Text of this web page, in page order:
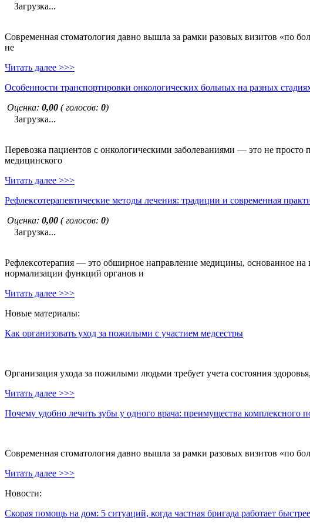
Загрузка...
Современная стоматология давно вышла за рамки разовых визитов «по
не
Читать далее >>>
Особенности транспортировки онкологических больных на разных
Оценка: 0,00 ( голосов: 0)
Загрузка...
Перевозка пациентов с онкологическими заболеваниями — это не
медицинского
Читать далее >>>
Рефлексотерапевтические методы лечения: традиции и современная
Оценка: 0,00 ( голосов: 0)
Загрузка...
Рефлексотерапия — это обширное направление медицины, основанное на
нормализации функций органов и
Читать далее >>>
Новые материалы:
Как организовать уход за пожилыми с участием медсестры
Организация ухода за пожилыми людьми требует учета состояния
Читать далее >>>
Почему удобно лечить зубы у одного врача: преимущества комплексного
Современная стоматология давно вышла за рамки разовых визитов «по
Читать далее >>>
Новости:
Скорая помощь на дом: 5 ситуаций, когда частная бригада работает